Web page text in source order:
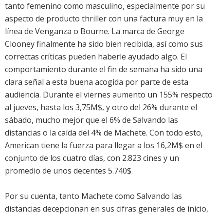
tanto femenino como masculino, especialmente por su
aspecto de producto thriller con una factura muy en la
línea de Venganza o Bourne. La marca de George
Clooney finalmente ha sido bien recibida, así como sus
correctas críticas pueden haberle ayudado algo. El
comportamiento durante el fin de semana ha sido una
clara señal a esta buena acogida por parte de esta
audiencia. Durante el viernes aumento un 155% respecto
al jueves, hasta los 3,75M$, y otro del 26% durante el
sábado, mucho mejor que el 6% de Salvando las
distancias o la caída del 4% de Machete. Con todo esto,
American tiene la fuerza para llegar a los 16,2M$ en el
conjunto de los cuatro días, con 2.823 cines y un
promedio de unos decentes 5.740$.
Por su cuenta, tanto Machete como Salvando las
distancias decepcionan en sus cifras generales de inicio,